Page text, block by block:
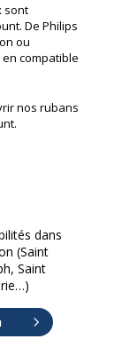
sont
De Philips
ou
compatible
nos rubans
dans
(Saint
Saint